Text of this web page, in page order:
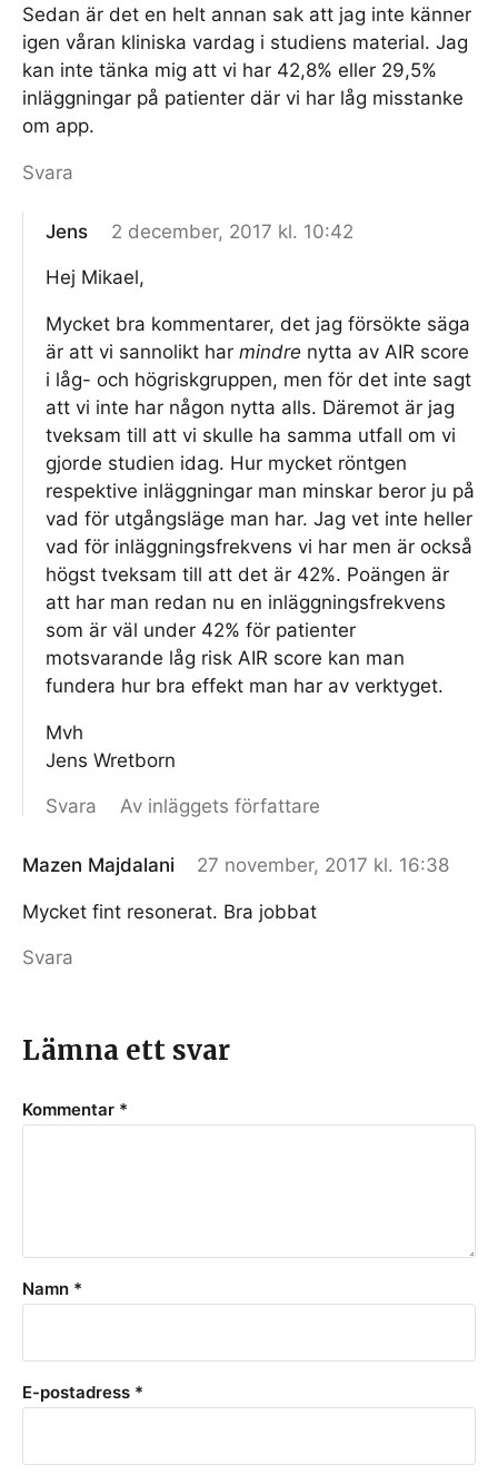
Sedan är det en helt annan sak att jag inte känner
igen våran kliniska vardag i studiens material. Jag
kan inte tänka mig att vi har 42,8% eller 29,5%
inläggningar på patienter där vi har låg misstanke
om app.
Svara
Jens 2 december, 2017 kl. 10:42
Hej Mikael,
Mycket bra kommentarer, det jag försökte säga
är att vi sannolikt harmindre nytta av AIR score
i låg- och högriskgruppen, men för det inte sagt
att vi inte har någon nytta alls. Däremot är jag
tveksam till att vi skulle ha samma utfall om vi
gjorde studien idag. Hur mycket röntgen
respektive inläggningar man minskar beror ju på
vad för utgångsläge man har. Jag vet inte heller
vad för inläggningsfrekvens vi har men är också
högst tveksam till att det är 42%. Poängen är
att har man redan nu en inläggningsfrekvens
som är väl under 42% för patienter
motsvarande låg risk AIR score kan man
fundera hur bra effekt man har av verktyget.
Mvh
Jens Wretborn
Svara Av inläggets författare
Mazen Majdalani 27 november, 2017 kl. 16:38
Mycket fint resonerat. Bra jobbat
Svara
Lämna ett svar
Kommentar *
Namn *
E-postadress *